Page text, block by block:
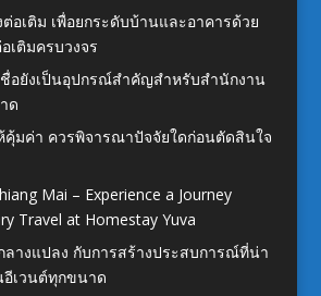
อเติม เพื่อยกระดับบ้านและอาคารด้วย
เติมครบวงจร
อยังเป็นอุปกรณ์สำคัญสำหรับสำนักงาน
ด
คุ้มค่า ควรพิจารณาปัจจัยใดก่อนตัดสินใจ
Mai – Experience a Journey
Travel at Homestay Yuva
ลางแปลง กับการสร้างประสบการณ์ที่น่า
เวนต์ทุกขนาด